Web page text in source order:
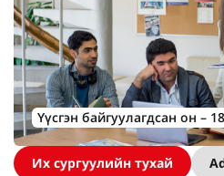
Үүсгэн байгуулагдсан он –
Их сургуулийн тухай